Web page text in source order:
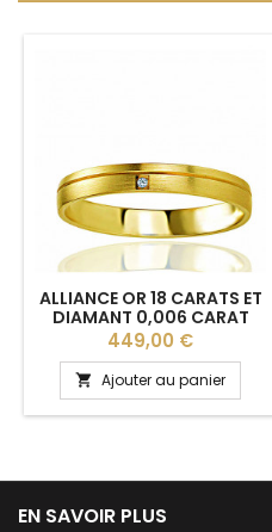
ALLIANCE OR 18 CARATS ET
DIAMANT 0,006 CARAT
BREUNING "BOEMIA" 3 MM
Prix
449,00 €
 Ajouter au panier
EN SAVOIR PLUS